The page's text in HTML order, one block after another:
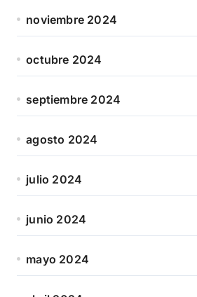
noviembre 2024
octubre 2024
septiembre 2024
agosto 2024
julio 2024
junio 2024
mayo 2024